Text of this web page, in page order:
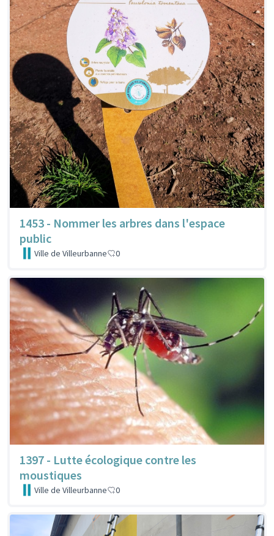
1453 - Nommer les arbres dans l'espace
public
Ville de Villeurbanne 0
1397 - Lutte écologique contre les
moustiques
Ville de Villeurbanne 0